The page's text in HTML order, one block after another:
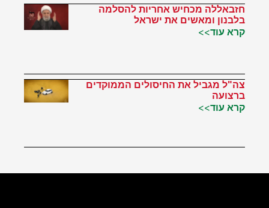
חזבאללה מכחיש אחריות להסלמה
בלבנון ומאשים את ישראל
קרא עוד>>
צה"ל מגביל את החיסולים הממוקדים
ברצועה
קרא עוד>>